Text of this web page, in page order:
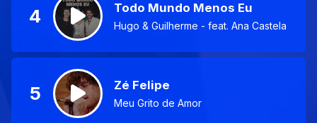
4 Todo Mundo Menos Eu
Hugo & Guilherme - feat. Ana Castela
5 Zé Felipe
Meu Grito de Amor